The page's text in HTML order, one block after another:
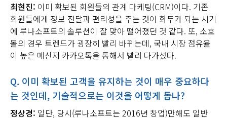
최현진: 이미 확보된 회원들의 관계 마케팅(CRM)이다. 기존
회원들에게 정보 전달과 편리성을 주는 것이 화두가 되는 시기
에 루나소프트의 솔루션이 잘 맞아 떨어졌던 것 같다. 또, 소호
몰의 경우 트렌드가 굉장히 빨리 바뀌는데, 국내 시장 점유율
이 높은 메신저 카카오톡을 통해서 빨리 다가섰다.
Q. 이미 확보된 고객을 유지하는 것이 매우 중요하다
는 것인데, 기술적으로는 이것을 어떻게 돕나?
정상경: 일단, 당시(루나소프트는 2016년 창업)만해도 일반